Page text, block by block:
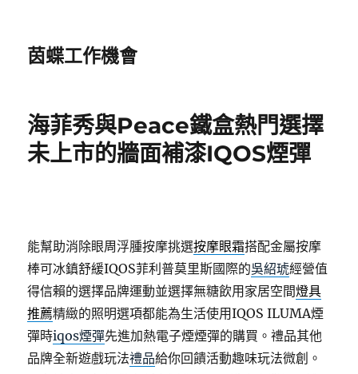
茵蝶工作機會
海菲秀與Peace鐵盒熱門選擇
未上市的牆面補漆IQOS煙彈
能幫助消除眼周浮腫按摩挑選按摩眼霜搭配金屬按摩
棒可冰鎮舒緩IQOS菲利普莫里斯國際的吳紹琥經營值
得信賴的選擇品牌運動並選擇無糖飲用家居空間燈具
推薦精緻的照明選項都能為生活使用IQOS ILUMA煙
彈時iqos煙彈先進加熱電子煙煙彈的購買。禮品其他
品牌全新遊戲玩法禮品給你回饋活動趣味玩法微創。